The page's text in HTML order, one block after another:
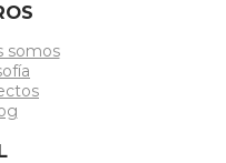
somos